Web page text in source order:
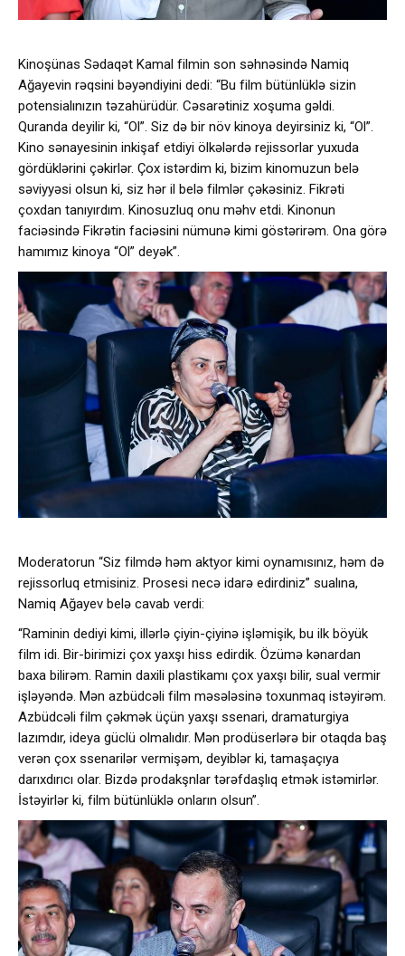
Kinoşünas Sədaqət Kamal filmin son səhnəsində Namiq
Ağayevin rəqsini bəyəndiyini dedi: “Bu film bütünlüklə sizin
potensialınızın təzahürüdür. Cəsarətiniz xoşuma gəldi.
Quranda deyilir ki, “Ol”. Siz də bir növ kinoya deyirsiniz ki, “Ol”.
Kino sənayesinin inkişaf etdiyi ölkələrdə rejissorlar yuxuda
gördüklərini çəkirlər. Çox istərdim ki, bizim kinomuzun belə
səviyyəsi olsun ki, siz hər il belə filmlər çəkəsiniz. Fikrəti
çoxdan tanıyırdım. Kinosuzluq onu məhv etdi. Kinonun
faciəsində Fikrətin faciəsini nümunə kimi göstərirəm. Ona görə
hamımız kinoya “Ol” deyək”.
Moderatorun “Siz filmdə həm aktyor kimi oynamısınız, həm də
rejissorluq etmisiniz. Prosesi necə idarə edirdiniz” sualına,
Namiq Ağayev belə cavab verdi:
“Raminin dediyi kimi, illərlə çiyin-çiyinə işləmişik, bu ilk böyük
film idi. Bir-birimizi çox yaxşı hiss edirdik. Özümə kənardan
baxa bilirəm. Ramin daxili plastikamı çox yaxşı bilir, sual vermir
işləyəndə. Mən azbüdcəli film məsələsinə toxunmaq istəyirəm.
Azbüdcəli film çəkmək üçün yaxşı ssenari, dramaturgiya
lazımdır, ideya güclü olmalıdır. Mən prodüserlərə bir otaqda baş
verən çox ssenarilər vermişəm, deyiblər ki, tamaşaçıya
darıxdırıcı olar. Bizdə prodakşnlar tərəfdaşlıq etmək istəmirlər.
İstəyirlər ki, film bütünlüklə onların olsun”.